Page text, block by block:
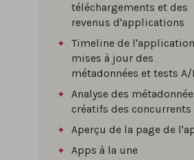
téléchargements et des
revenus d'applications
Timeline de
mises à jour des
métadonnées et tests A/
Analyse des
créatifs des concurrents
Aperçu de la page de
Apps à la une